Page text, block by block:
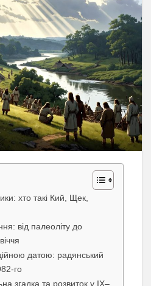
хто такі Кий, Щек,
від палеоліту до
датою: радянський
го
згадка та розвиток у IX–